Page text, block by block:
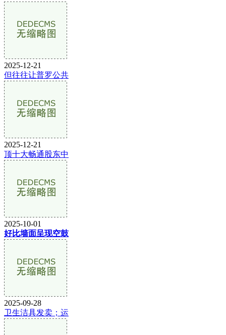
2025-12-21
但往往让普罗公共
2025-12-21
顶十大畅通股东中
2025-10-01
好比墙面呈现空鼓
2025-09-28
卫生洁具发卖；运